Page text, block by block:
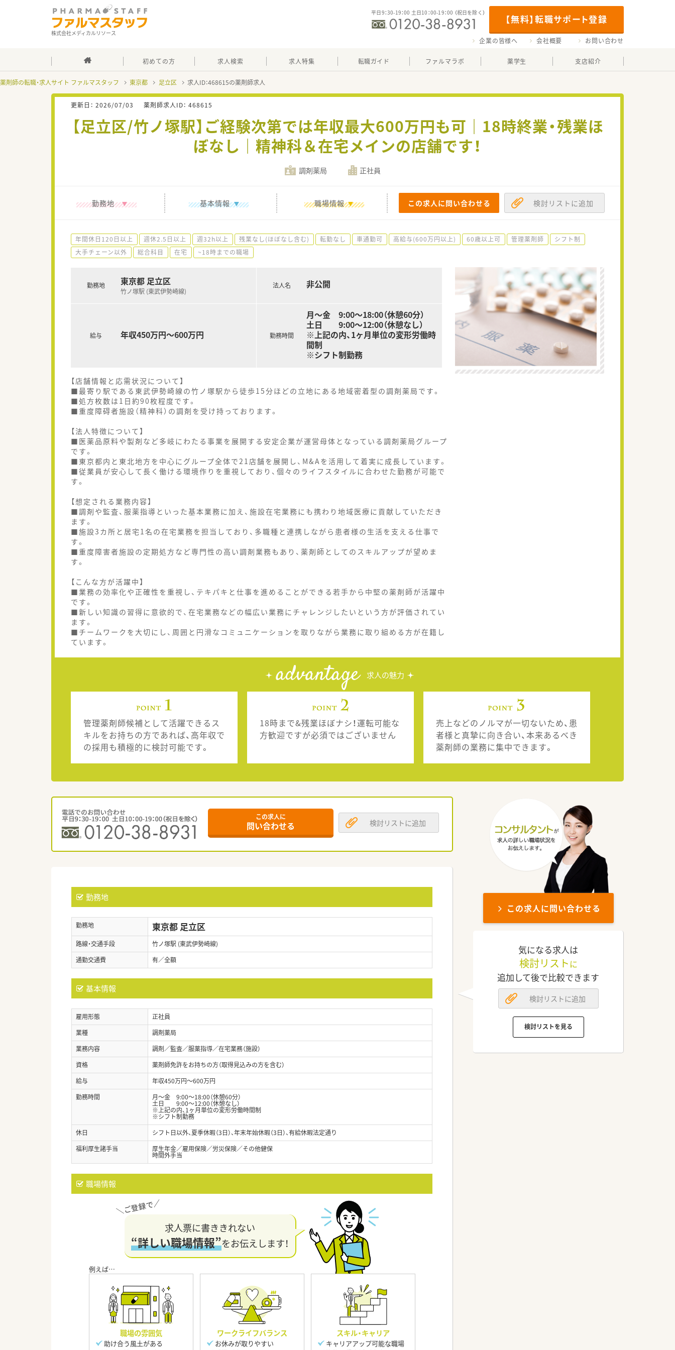
株式会社メディカルリソース
【無料】転職サポート登録
平日9：30-19：00 土日10：00-19：00 （祝日を除く）
企業の皆様へ 会社概要 お問い合わせ
初めての方 求人検索 求人特集 転職ガイド ファルマラボ 薬学生 支店紹介
薬剤師の転職・求人サイト ファルマスタッフ 東京都 足立区 求人ID：468615の薬剤師求人
更新日： 2026/07/03 薬剤師求人ID： 468615
【足立区/竹ノ塚駅】ご経験次第では年収最大600万円も可｜18時終業・残業ほ
ぼなし｜精神科＆在宅メインの店舗です！
調剤薬局 正社員
勤務地 基本情報 職場情報 この求人に問い合わせる 検討リストに追加
年間休日120日以上 週休2.5日以上 週32h以上 残業なし(ほぼなし含む) 転勤なし 車通勤可 高給与(600万円以上) 60歳以上可 管理薬剤師
シフト制
大手チェーン以外
総合科目 在宅 ~18時までの職場
勤務地 東京都 足立区
竹ノ塚駅 (東武伊勢崎線)
給与 年収450万円～600万円
法人名 非公開
勤務時間
月～金 9:00～18:00（休憩60分）
土日 9:00～12:00（休憩なし）
※上記の内、1ヶ月単位の変形労働時
間制
※シフト制勤務
【店舗情報と応需状況について】
■最寄り駅である東武伊勢崎線の竹ノ塚駅から徒歩15分ほどの立地にある地域密着型の調剤薬局です。
■処方枚数は1日約90枚程度です。
■重度障碍者施設（精神科）の調剤を受け持っております。
【法人特徴について】
■医薬品原料や製剤など多岐にわたる事業を展開する安定企業が運営母体となっている調剤薬局グループ
です。
■東京都内と東北地方を中心にグループ全体で21店舗を展開し、M&Aを活用して着実に成長しています。
■従業員が安心して長く働ける環境作りを重視しており、個々のライフスタイルに合わせた勤務が可能で
す。
【想定される業務内容】
■調剤や監査、服薬指導といった基本業務に加え、施設在宅業務にも携わり地域医療に貢献していただき
ます。
■施設3カ所と居宅1名の在宅業務を担当しており、多職種と連携しながら患者様の生活を支える仕事で
す。
■重度障害者施設の定期処方など専門性の高い調剤業務もあり、薬剤師としてのスキルアップが望めま
す。
【こんな方が活躍中】
■業務の効率化や正確性を重視し、テキパキと仕事を進めることができる若手から中堅の薬剤師が活躍中
です。
■新しい知識の習得に意欲的で、在宅業務などの幅広い業務にチャレンジしたいという方が評価されてい
ます。
■チームワークを大切にし、周囲と円滑なコミュニケーションを取りながら業務に取り組める方が在籍し
ています。
advantage 求人の魅力
管理薬剤師候補として活躍できるス
キルをお持ちの方であれば、高年収で
の採用も積極的に検討可能です。
18時まで&残業ほぼナシ！運転可能な
方歓迎ですが必須ではございません
売上などのノルマが一切ないため、患
者様と真摯に向き合い、本来あるべき
薬剤師の業務に集中できます。
この求人に
問い合わせる 検討リストに追加
勤務地
勤務地 東京都 足立区
路線・交通手段
竹ノ塚駅 (東武伊勢崎線)
通勤交通費
有／全額
基本情報
雇用形態
正社員
業種
調剤薬局
業務内容
調剤／監査／服薬指導／在宅業務（施設）
資格
薬剤師免許をお持ちの方（取得見込みの方を含む）
給与
年収450万円～600万円
勤務時間
月～金 9:00～18:00（休憩60分）
土日 9:00～12:00（休憩なし）
※上記の内、1ヶ月単位の変形労働時間制
※シフト制勤務
休日
シフト日以外、夏季休暇（3日）、年末年始休暇（3日）、有給休暇法定通り
福利厚生諸手当
厚生年金／雇用保険／労災保険／その他健保
時間外手当
職場情報
求人票に書ききれない
“詳しい職場情報”をお伝えします！
職場の雰囲気
助け合う風土がある
ワークライフバランス
お休みが取りやすい
スキル・キャリア
キャリアアップ可能な職場
この求人に問い合わせる
気になる求人は
検討リスト に
追加して後で比較できます
検討リストに追加
検討リストを見る